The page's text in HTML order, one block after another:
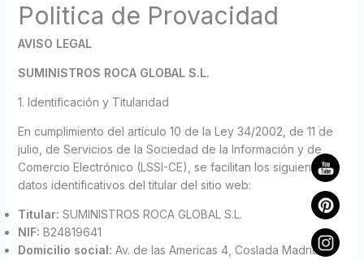
Politica de Provacidad
AVISO LEGAL
SUMINISTROS ROCA GLOBAL S.L.
1. Identificación y Titularidad
En cumplimiento del artículo 10 de la Ley 34/2002, de 11 de
julio, de Servicios de la Sociedad de la Información y de
Comercio Electrónico (LSSI-CE), se facilitan los siguientes
datos identificativos del titular del sitio web:
Titular: SUMINISTROS ROCA GLOBAL S.L.
NIF: B24819641
Domicilio social: Av. de las Americas 4, Coslada Madrid